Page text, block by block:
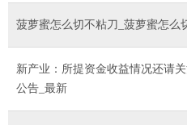
菠萝蜜怎么切不粘刀_菠萝蜜怎么
新产业：所提资金收益情况还请
公告_最新